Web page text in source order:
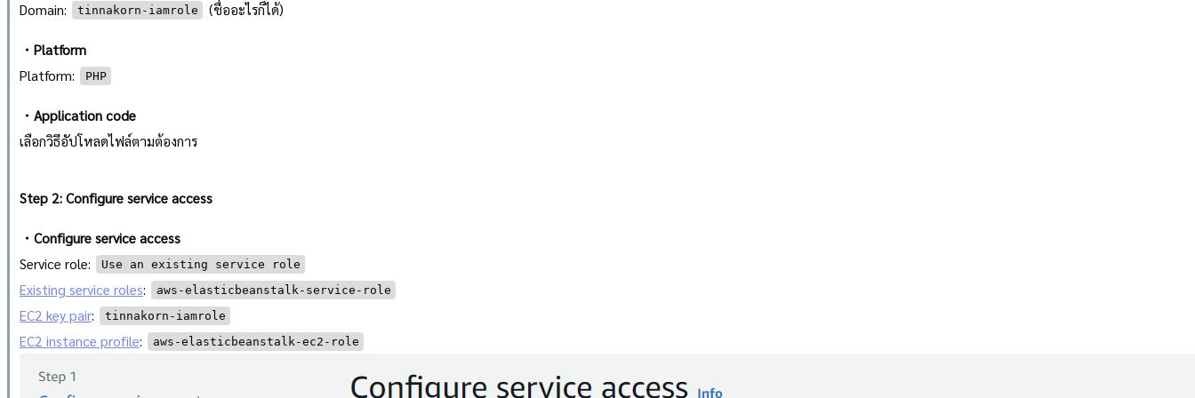
Domain: tinnakorn-iamrole (ชื่ออะไรก็ได้)
・Platform
Platform:
PHP
・Application code
เลือกวิธีอัปโหลดไฟล์ตามต้องการ
Step 2: Configure service access
・Configure service access
Service role:
Use an existing service role
Existing service roles: aws-elasticbeanstalk-service-role
EC2 key pair: tinnakorn-iamrole
EC2 instance profile: aws-elasticbeanstalk-ec2-role